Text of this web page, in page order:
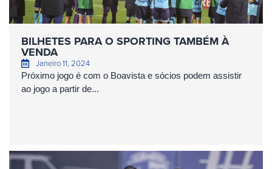
BILHETES PARA O SPORTING TAMBÉM À
VENDA
Janeiro 11, 2024
Próximo jogo é com o Boavista e sócios podem assistir
ao jogo a partir de...